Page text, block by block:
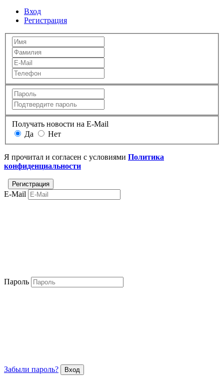
Вход
Регистрация
Получать новости на E-Mail
Да
Нет
Я прочитал и согласен с условиями Политика
конфиденциальности
E-Mail
Пароль
Забыли пароль?